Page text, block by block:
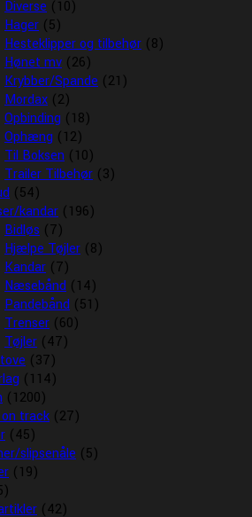
Diverse (10)
Hager (5)
Hesteklipper og tilbehør (8)
Hønet mv (26)
Krybber/Spande (21)
Mordax (2)
Opbinding (18)
Ophæng (12)
Til Boksen (10)
Trailer Tilbehør (3)
(54)
kandar (196)
Bidløs (7)
Hjælpe Tøjler (8)
Kandar (7)
Næsebånd (14)
Pandebånd (51)
Trenser (60)
Tøjler (47)
(37)
(114)
(1200)
track (27)
(45)
slipsenåle (5)
(19)
(42)